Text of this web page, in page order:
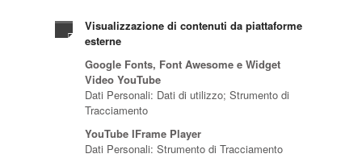
Visualizzazione di contenuti da piattaforme
esterne
Google Fonts, Font Awesome e Widget
Video YouTube
Dati Personali: Dati di utilizzo; Strumento di
Tracciamento
YouTube IFrame Player
Dati Personali: Strumento di Tracciamento